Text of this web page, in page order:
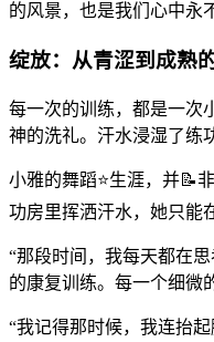
的风景，也是我们心中永
绽放：从青涩到成熟
每一次的训练，都是一次
神的洗礼。汗水浸湿了练
小雅的舞蹈⭐生涯，并📝
功房里挥洒汗水，她只能
“那段时间，我每天都在
的康复训练。每一个细微
“我记得那时候，我连抬